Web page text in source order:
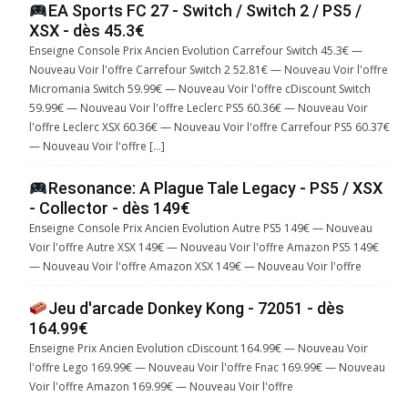
EA Sports FC 27 - Switch / Switch 2 / PS5 /
XSX - dès 45.3€
Enseigne Console Prix Ancien Evolution Carrefour Switch 45.3€ —
Nouveau Voir l'offre Carrefour Switch 2 52.81€ — Nouveau Voir l'offre
Micromania Switch 59.99€ — Nouveau Voir l'offre cDiscount Switch
59.99€ — Nouveau Voir l'offre Leclerc PS5 60.36€ — Nouveau Voir
l'offre Leclerc XSX 60.36€ — Nouveau Voir l'offre Carrefour PS5 60.37€
— Nouveau Voir l'offre […]
Resonance: A Plague Tale Legacy - PS5 / XSX
- Collector - dès 149€
Enseigne Console Prix Ancien Evolution Autre PS5 149€ — Nouveau
Voir l'offre Autre XSX 149€ — Nouveau Voir l'offre Amazon PS5 149€
— Nouveau Voir l'offre Amazon XSX 149€ — Nouveau Voir l'offre
Jeu d'arcade Donkey Kong - 72051 - dès
164.99€
Enseigne Prix Ancien Evolution cDiscount 164.99€ — Nouveau Voir
l'offre Lego 169.99€ — Nouveau Voir l'offre Fnac 169.99€ — Nouveau
Voir l'offre Amazon 169.99€ — Nouveau Voir l'offre